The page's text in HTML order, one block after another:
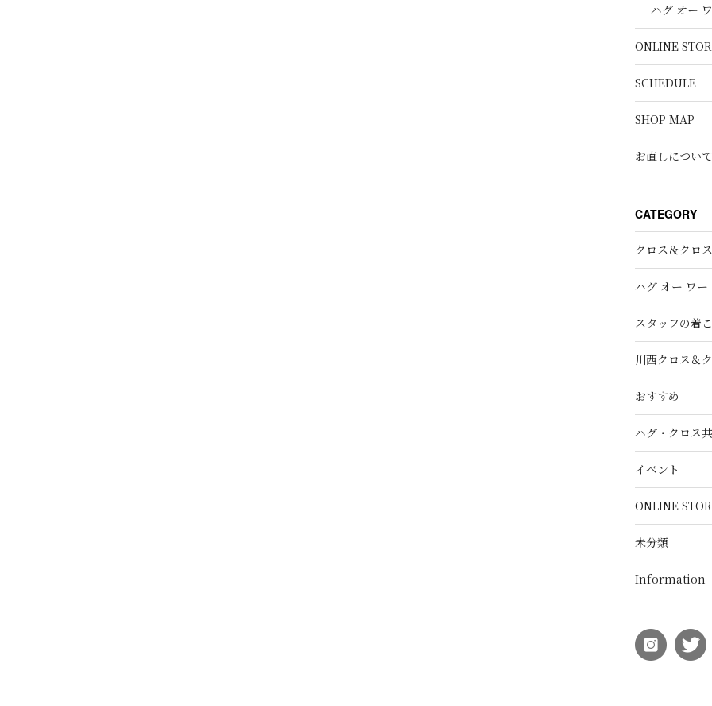
ハグ オー
ONLINE
SCHEDULE
SHOP MAP
お直しについて
CATEGORY
クロス＆クロス
ハグ オー ワー
スタッフの着
川西クロス＆
おすすめ
ハグ・クロス
イベント
ONLINE
未分類
Information